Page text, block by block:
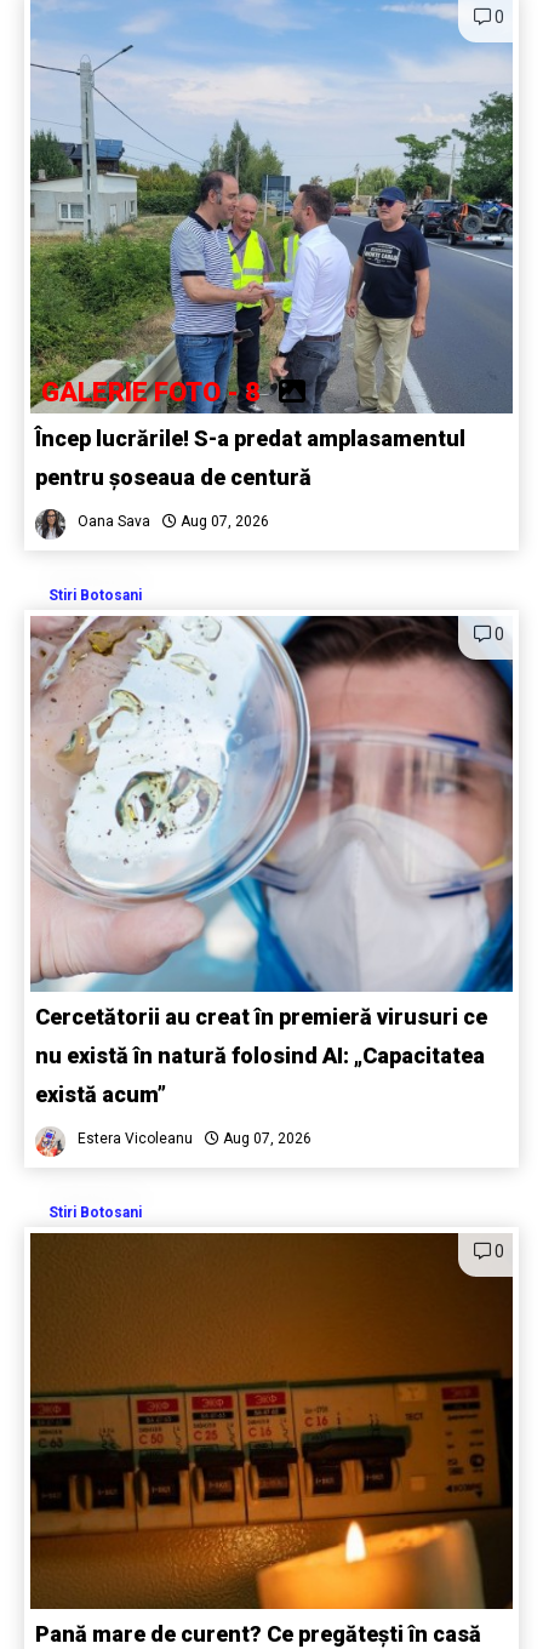
0
GALERIE FOTO - 8
Încep lucrările! S-a predat amplasamentul
pentru șoseaua de centură
Oana Sava Aug 07, 2026
Stiri Botosani
0
Cercetătorii au creat în premieră virusuri ce
nu există în natură folosind AI: „Capacitatea
există acum”
Estera Vicoleanu Aug 07, 2026
Stiri Botosani
0
Pană mare de curent? Ce pregătești în casă